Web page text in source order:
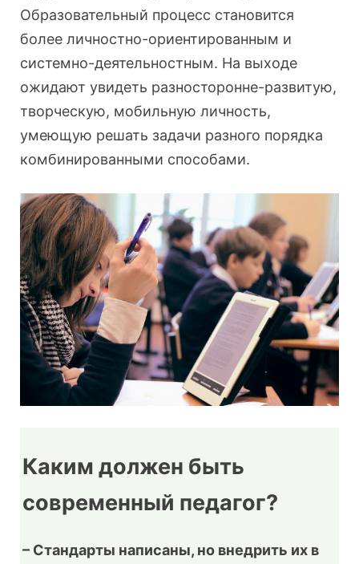
Образовательный процесс становится
более личностно-ориентированным и
системно-деятельностным. На выходе
ожидают увидеть разносторонне-развитую,
творческую, мобильную личность,
умеющую решать задачи разного порядка
комбинированными способами.
Каким должен быть
современный педагог?
– Стандарты написаны, но внедрить их в